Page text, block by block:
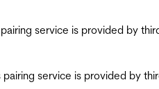
service is provided by
service is provided by